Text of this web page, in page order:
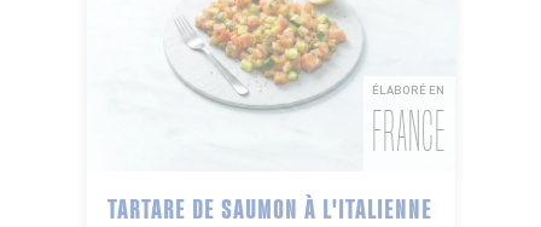
ÉLABORÉ EN
FRANCE
TARTARE DE SAUMON À L'ITALIENNE